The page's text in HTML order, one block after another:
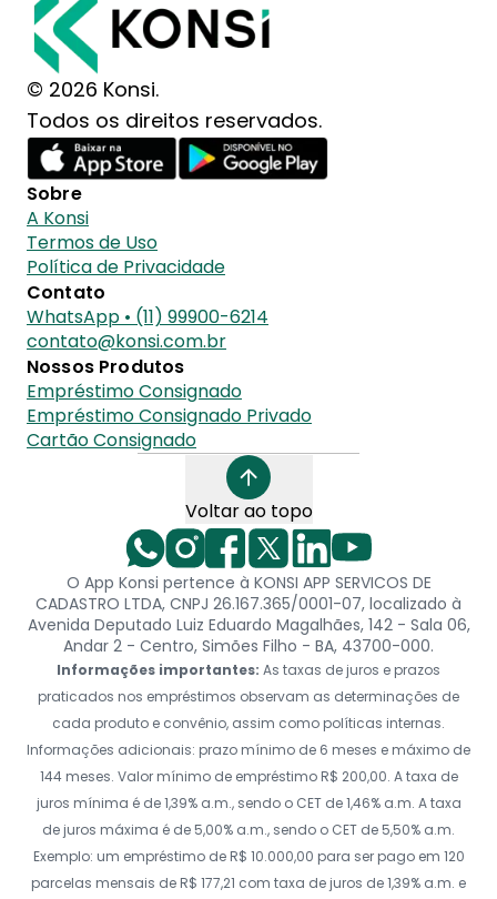
© 2026 Konsi.
Todos os direitos reservados.
Sobre
A Konsi
Termos de Uso
Política de Privacidade
Contato
WhatsApp • (11) 99900-6214
contato@konsi.com.br
Nossos Produtos
Empréstimo Consignado
Empréstimo Consignado Privado
Cartão Consignado
Voltar ao topo
O App Konsi pertence à KONSI APP SERVICOS DE
CADASTRO LTDA, CNPJ 26.167.365/0001-07, localizado à
Avenida Deputado Luiz Eduardo Magalhães, 142 - Sala 06,
Andar 2 - Centro, Simões Filho - BA, 43700-000.
Informações importantes: As taxas de juros e prazos
praticados nos empréstimos observam as determinações de
cada produto e convênio, assim como políticas internas.
Informações adicionais: prazo mínimo de 6 meses e máximo de
144 meses. Valor mínimo de empréstimo R$ 200,00. A taxa de
juros mínima é de 1,39% a.m., sendo o CET de 1,46% a.m. A taxa
de juros máxima é de 5,00% a.m., sendo o CET de 5,50% a.m.
Exemplo: um empréstimo de R$ 10.000,00 para ser pago em 120
parcelas mensais de R$ 177,21 com taxa de juros de 1,39% a.m. e